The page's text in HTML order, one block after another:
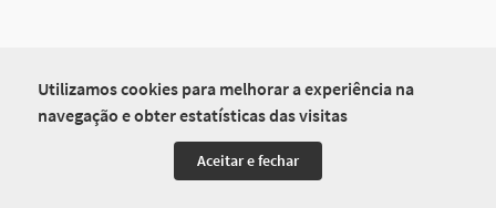
Utilizamos cookies para melhorar a experiência na
navegação e obter estatísticas das visitas
Aceitar e fechar